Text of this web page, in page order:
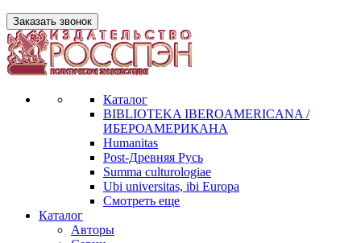
Заказать звонок
Каталог
BIBLIOTEKA IBEROAMERICANA /
ИБЕРОАМЕРИКАНА
Humanitas
Post-Древняя Русь
Summa culturologiae
Ubi universitas, ibi Europa
Смотреть еще
Каталог
Авторы